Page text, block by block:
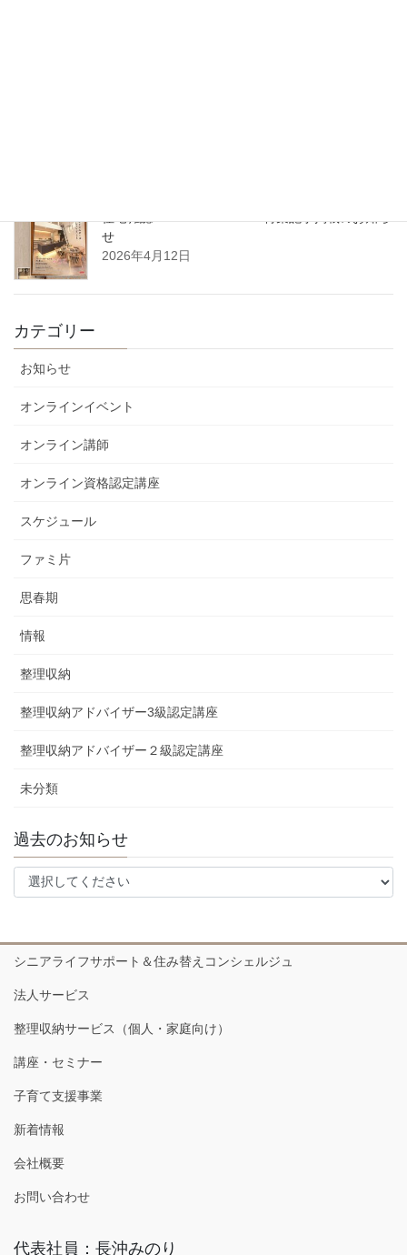
住宅雑誌WAGAYA vol.25 特集記事掲載のお知ら
せ
2026年4月12日
カテゴリー
お知らせ
オンラインイベント
オンライン講師
オンライン資格認定講座
スケジュール
ファミ片
思春期
情報
整理収納
整理収納アドバイザー3級認定講座
整理収納アドバイザー２級認定講座
未分類
過去のお知らせ
シニアライフサポート＆住み替えコンシェルジュ
法人サービス
整理収納サービス（個人・家庭向け）
講座・セミナー
子育て支援事業
新着情報
会社概要
お問い合わせ
代表社員：長沖みのり